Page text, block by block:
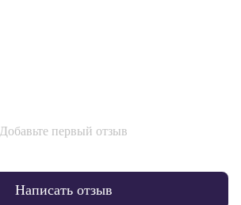
Добавьте первый отзыв
Написать отзыв